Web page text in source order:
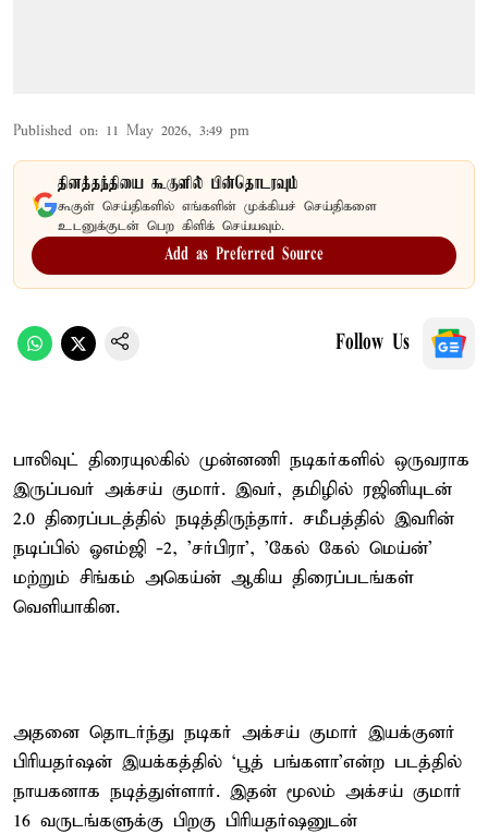
Published on: 11 May 2026, 3:49 pm
தினத்தந்தியை கூகுளில் பின்தொடரவும்
கூகுள் செய்திகளில் எங்களின் முக்கியச் செய்திகளை
உடனுக்குடன் பெற கிளிக் செய்யவும்.
Add as Preferred Source
Follow Us
பாலிவுட் திரையுலகில் முன்னணி நடிகர்களில் ஒருவராக
இருப்பவர் அக்சய் குமார். இவர், தமிழில் ரஜினியுடன்
2.0 திரைப்படத்தில் நடித்திருந்தார். சமீபத்தில் இவரின்
நடிப்பில் ஓஎம்ஜி -2, 'சர்பிரா', 'கேல் கேல் மெய்ன்'
மற்றும் சிங்கம் அகெய்ன் ஆகிய திரைப்படங்கள்
வெளியாகின.
அதனை தொடர்ந்து நடிகர் அக்சய் குமார் இயக்குனர்
பிரியதர்ஷன் இயக்கத்தில் ‘பூத் பங்களா’என்ற படத்தில்
நாயகனாக நடித்துள்ளார். இதன் மூலம் அக்சய் குமார்
16 வருடங்களுக்கு பிறகு பிரியதர்ஷனுடன்